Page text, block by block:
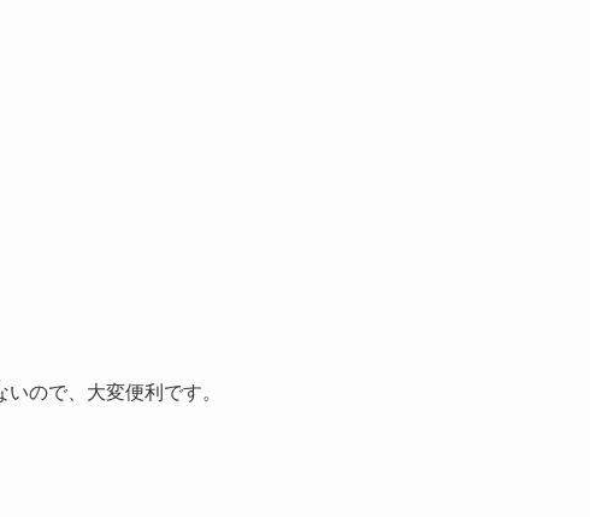
ので、大変便利です。